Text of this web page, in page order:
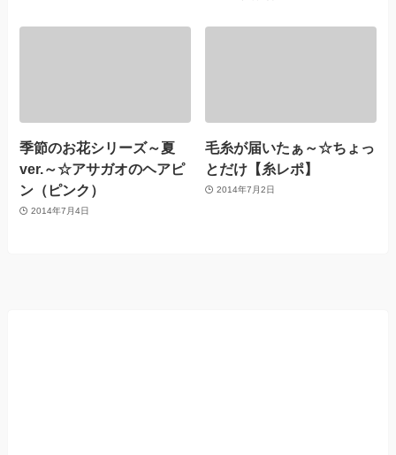
季節のお花シリーズ～夏
ver.～☆アサガオのヘアピ
ン（ピンク）
2014年7月4日
毛糸が届いたぁ～☆ちょっ
とだけ【糸レポ】
2014年7月2日